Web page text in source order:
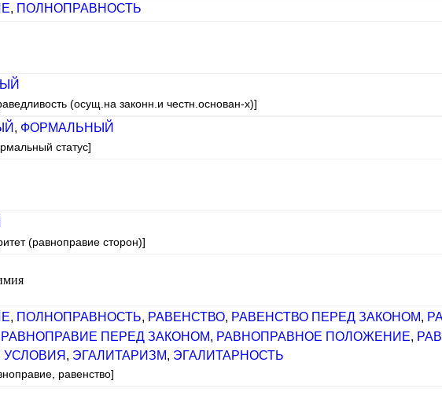
, ПОЛНОПРАВНОСТЬ
(осущ.на законн.и честн.основан-х)]
, ФОРМАЛЬНЫЙ
статус]
(равноправие сторон)]
, ПОЛНОПРАВНОСТЬ, РАВЕНСТВО, РАВЕНСТВО ПЕРЕД ЗАКОНОМ,
РАВНОПРАВИЕ ПЕРЕД ЗАКОНОМ, РАВНОПРАВНОЕ ПОЛОЖЕНИЕ,
УСЛОВИЯ , ЭГАЛИТАРИЗМ, ЭГАЛИТАРНОСТЬ
равенство]